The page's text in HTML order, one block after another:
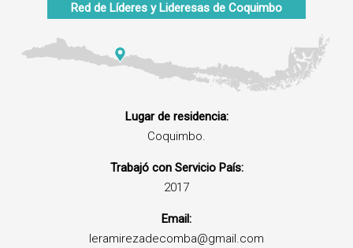
Red de Líderes y Lideresas de Coquimbo
Lugar de residencia:
Coquimbo.
Trabajó con Servicio País:
2017
Email:
leramirezadecomba@gmail.com